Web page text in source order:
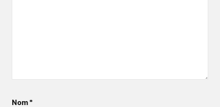
Nom*